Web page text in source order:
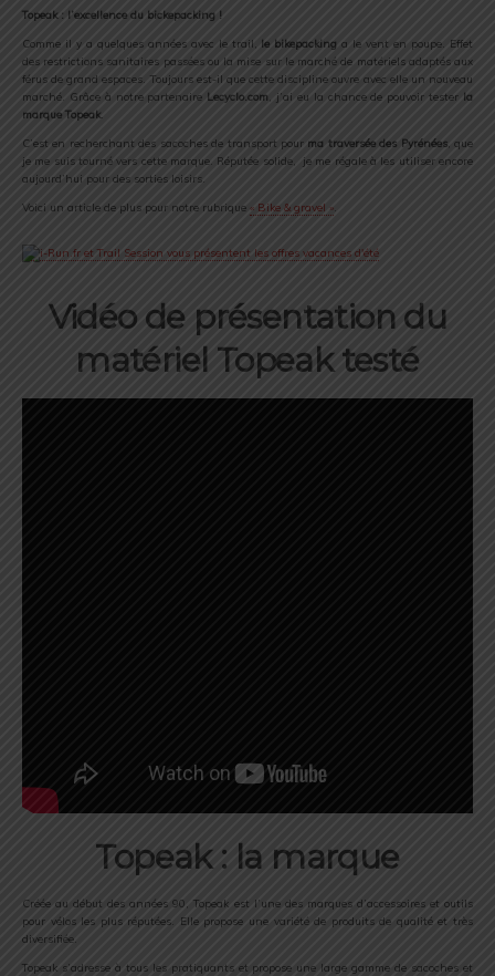
Topeak : l’excellence du bickepacking !
Comme il y a quelques années avec le trail, le bikepacking a le vent en poupe. Effet
des restrictions sanitaires passées ou la mise sur le marché de matériels adaptés aux
férus de grand espaces. Toujours est-il que cette discipline ouvre avec elle un nouveau
marché. Grâce à notre partenaire Lecyclo.com, j’ai eu la chance de pouvoir tester la
marque Topeak.
C’est en recherchant des sacoches de transport pour ma traversée des Pyrénées, que
je me suis tourné vers cette marque. Réputée solide, je me régale à les utiliser encore
aujourd’hui pour des sorties loisirs.
Voici un article de plus pour notre rubrique « Bike & gravel ».
Vidéo de présentation du
matériel Topeak testé
Topeak : la marque
Créée au début des années 90, Topeak est l’une des marques d’accessoires et outils
pour vélos les plus réputées. Elle propose une variété de produits de qualité et très
diversifiée.
Topeak s’adresse à tous les pratiquants et propose une large gamme de sacoches et